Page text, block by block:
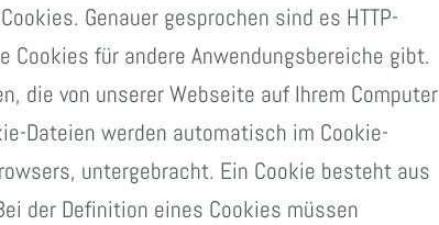
Genauer gesprochen sind es HTTP-
Cookies für andere Anwendungsbereiche gibt.
die von unserer Webseite auf Ihrem Computer
Dateien werden automatisch im Cookie-
untergebracht. Ein Cookie besteht aus
der Definition eines Cookies müssen